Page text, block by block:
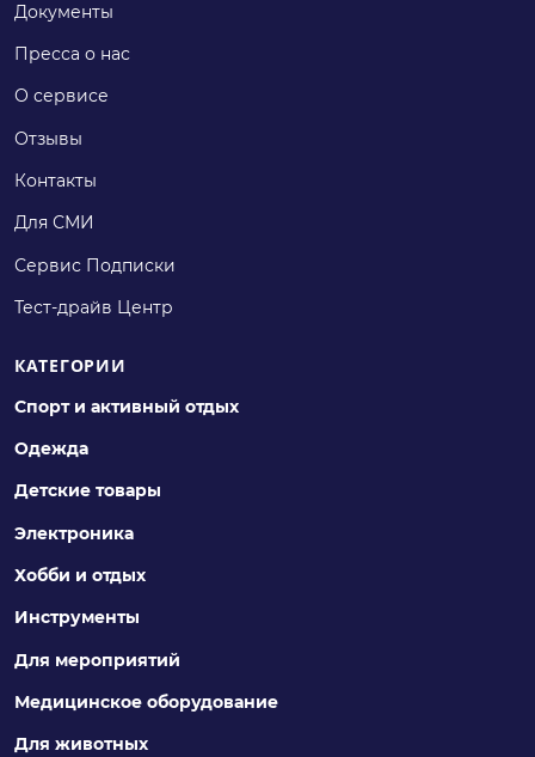
Документы
Пресса о нас
О сервисе
Отзывы
Контакты
Для СМИ
Сервис Подписки
Тест-драйв Центр
КАТЕГОРИИ
Спорт и активный отдых
Одежда
Детские товары
Электроника
Хобби и отдых
Инструменты
Для мероприятий
Медицинское оборудование
Для животных